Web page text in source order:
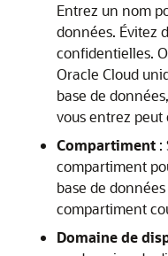
Entrez un nom
données. Évitez
confidentielles.
Oracle Cloud
base de
vous entrez
Compartiment :
compartiment
base de
compartiment
Domaine de